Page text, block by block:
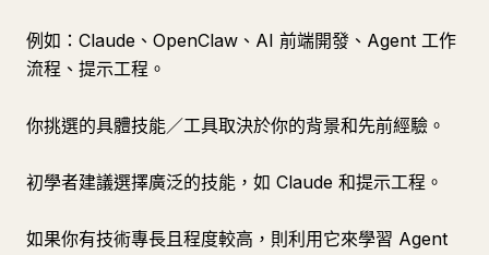
例如：Claude、OpenClaw、AI 前端開發、Agent 工作
流程、提示工程。
你挑選的具體技能／工具取決於你的背景和先前經驗。
初學者建議選擇廣泛的技能，如 Claude 和提示工程。
如果你有技術專長且程度較高，則利用它來學習 Agent